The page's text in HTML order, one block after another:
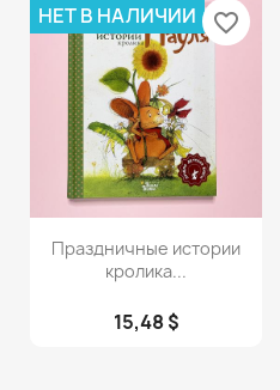
Просмотр
Праздничные истории
кролика...
15,48 $
НЕТ В НАЛИЧИИ favorite_border